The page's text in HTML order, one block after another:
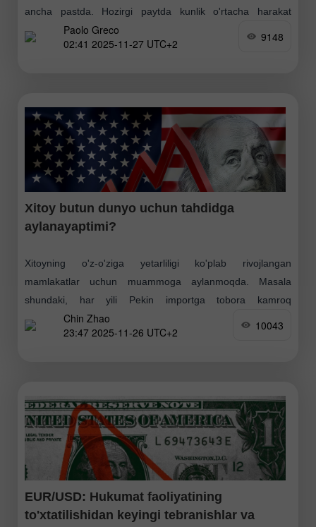
ancha pastda. Hozirgi paytda kunlik o'rtacha harakat
taxminan 55 punktni tashkil etmoqda. Bu holat nafaqat
vaqtinchalik
Paolo Greco
02:41 2025-11-27 UTC+2
9148
Xitoy butun dunyo uchun tahdidga
aylanayaptimi?
Xitoyning o'z-o'ziga yetarliligi ko'plab rivojlangan
mamlakatlar uchun muammoga aylanmoqda. Masala
shundaki, har yili Pekin importga tobora kamroq
tayanmoqda. Xitoy iqtisodiyot va sanoatning barcha
sohalarida rivojlanmoqda — endi u ishlab chiqarmaydigan
Chin Zhao
23:47 2025-11-26 UTC+2
10043
EUR/USD: Hukumat faoliyatining
to'xtatilishidan keyingi tebranishlar va